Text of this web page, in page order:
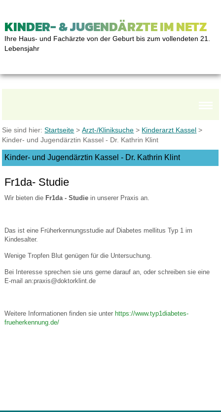
KINDER- & JUGENDÄRZTE IM NETZ
Ihre Haus- und Fachärzte von der Geburt bis zum vollendeten 21.
Lebensjahr
Sie sind hier:Startseite >Arzt-/Kliniksuche > Kinderarzt Kassel >
Kinder- und Jugendärztin Kassel - Dr. Kathrin Klint
Kinder- und Jugendärztin Kassel - Dr. Kathrin Klint
Fr1da- Studie
Wir bieten die Fr1da - Studiein unserer Praxis an.
Das ist eine Früherkennungsstudie auf Diabetes mellitus Typ 1 im
Kindesalter.
Wenige Tropfen Blut genügen für die Untersuchung.
Bei Interesse sprechen sie uns gerne darauf an, oder schreiben sie eine
E-mail an:praxis@doktorklint.de
Weitere Informationen finden sie unter https://www.typ1diabetes-
frueherkennung.de/